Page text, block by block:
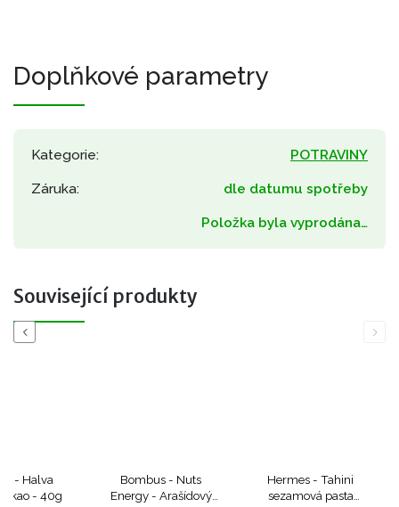
Doplňkové parametry
Kategorie: POTRAVINY
Záruka: dle datumu spotřeby
Položka byla vyprodána…
Související produkty
Previous
- Halva
- 40g
Bombus - Nuts
Energy - Arašídový
Hermes - Tahini
sezamová pasta
Next